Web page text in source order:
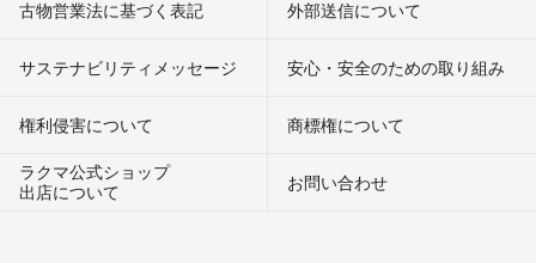
古物営業法に基づく表記 外部送信について
サステナビリティメッセージ 安心・安全のための取り組み
権利侵害について
商標権について
ラクマ公式ショップ
出店について
お問い合わせ